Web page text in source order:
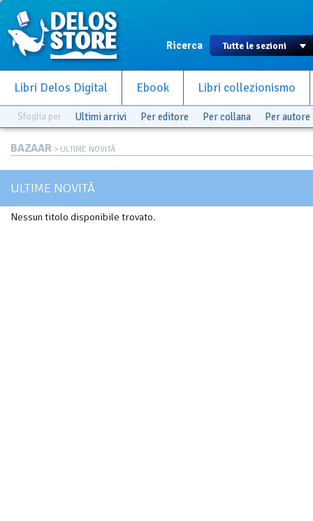
Ricerca
Libri Delos Digital Ebook Libri collezionismo
Sfoglia per Ultimi arrivi Per editore Per collana Per autore
BAZAAR > ULTIME NOVITÀ
ULTIME NOVITÀ
Nessun titolo disponibile trovato.